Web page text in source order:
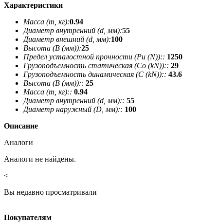
Характеристики
Масса (m, кг):0.94
Диаметр внутренний (d, мм):55
Диаметр внешний (d, мм):100
Высота (В (мм)):25
Предел усталостной прочности (Pu (N)):: 1250
Грузоподъемность статическая (Co (kN)):: 29
Грузоподъемность динамическая (C (kN)):: 43.6
Высота (В (мм)):: 25
Масса (m, кг):: 0.94
Диаметр внутренний (d, мм):: 55
Диаметр наружный (D, мм):: 100
Описание
Аналоги
Аналоги не найдены.
<
Вы недавно просматривали
Покупателям